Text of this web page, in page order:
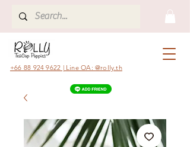
+66 88 924 9622 | Line OA: @rolly.th